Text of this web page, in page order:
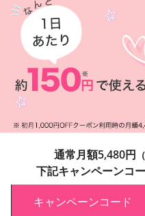
通常月額5,480円
下記キャンペーンコ
キャンペーンコード